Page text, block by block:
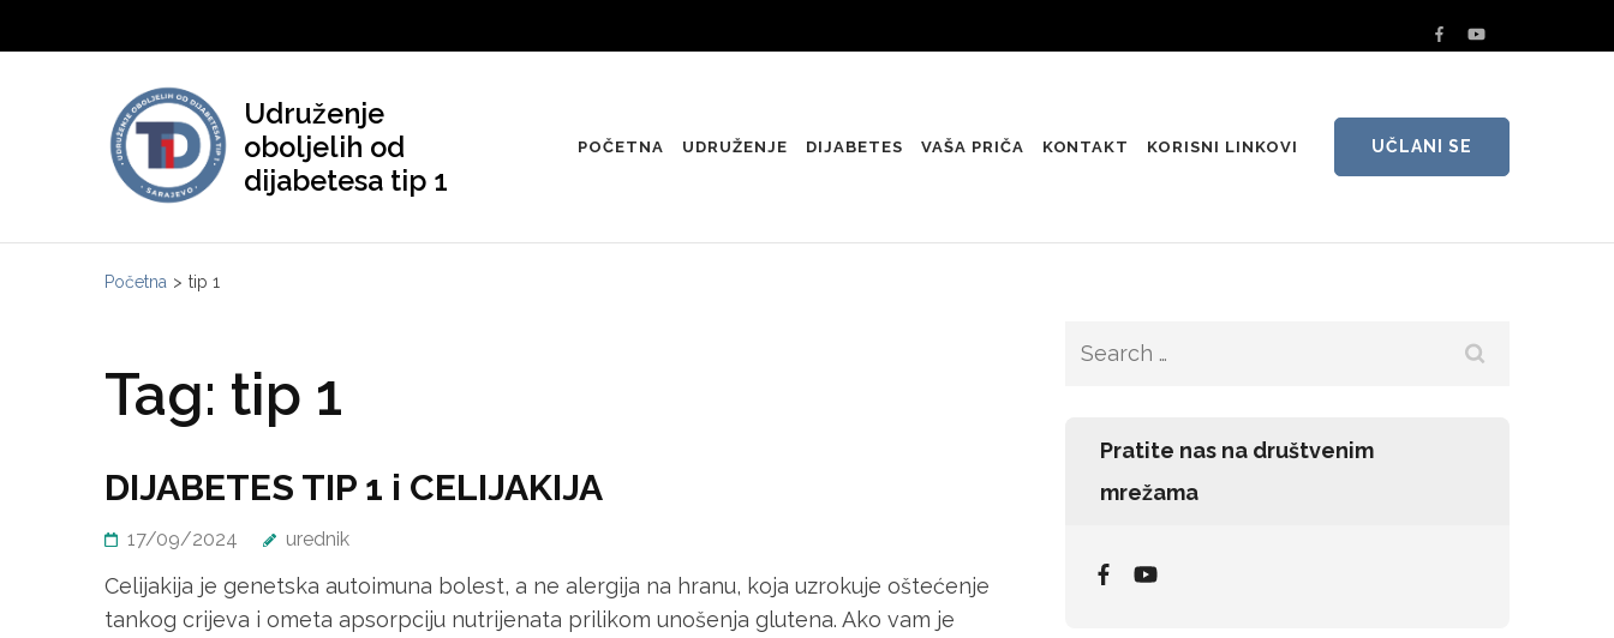
to
Udruženje
oboljelih od
dijabetesa tip 1
POČETNA UDRUŽENJE DIJABETES VAŠA PRIČA KONTAKT KORISNI LINKOVI UČLANI SE
Početna > tip 1
Tag: tip 1
DIJABETES TIP 1 i CELIJAKIJA
17/09/2024 urednik
Celijakija je genetska autoimuna bolest, a ne alergija na hranu, koja uzrokuje oštećenje
tankog crijeva i ometa apsorpciju nutrijenata prilikom unošenja glutena. Ako vam je
Search
Pratite nas na društvenim
mrežama